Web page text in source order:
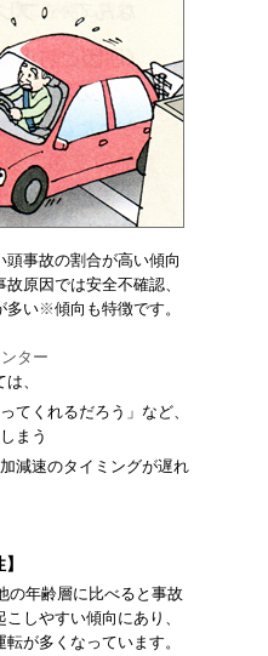
事故の割合が高い傾向
原因では安全不確認、
多い※傾向も特徴です。
ター
、
てくれるだろう」など、
まう
減速のタイミングが遅れ
の年齢層に比べると事故
しやすい傾向にあり、
が多くなっています。